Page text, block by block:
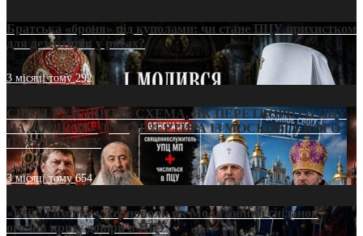
Братська «броня» під куполами: чи стане ПЦУ прихистком
для дезертирів у рясах?
3 місяці тому292
СВЯТІ УХИЛЯНТИ: СХЕМА, ЯК ПЕРЕТВОРИТИ ПЦУ
НА «ОФШОР» ДЛЯ ДЕЗЕРТИРА ІЗ МОСКОВСЬКОГО
ПАТРІАРХАТУ
3 місяці тому654
«Кейс Тихона» у Тернополі: як Молитовний сніданок
оголив кризу довіри в ПЦУ